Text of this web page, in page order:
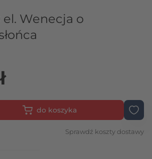
el. Wenecja o
do koszyka
Sprawdź koszty dostawy